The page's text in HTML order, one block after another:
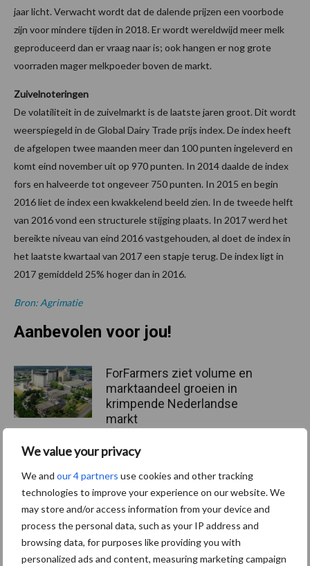
We value your privacy
We and our 4 partners use cookies and other tracking
technologies to improve your experience on our website. We
may store and/or access information from your device and
process the personal data, such as your IP address and
browsing data, for purposes like providing you with
personalized ads and content, measuring marketing campaign
jaar licht. Verwacht wordt dat de dalende prijzen een voorbode
zijn voor mindere tijden in 2018. Er wordt wereldwijd meer melk
geproduceerd dan er vraag naar is; ook hangen er nog grote
voorraden mager melkpoeder boven de markt.
Zuivelnoteringen
De volatiliteit in de zuivelmarkt is de laatste jaren groot. Dit wordt
weerspiegeld in de Global Dairy Trade prijs index. De index heeft
de afgelopen twee maanden meer dan 100 punten ingeleverd en
komt eind november uit op 970 punten. In 2014 daalde de index
fors en halveerde tot ongeveer 750 punten. In 2015 en begin
2016 liet de index een kwakkelend beeld zien. In de tweede helft
van 2016 vond een structurele stijging plaats. In 2017 werd het
bereikte niveau van eind 2016 vastgehouden, al doet de index in
het laatste kwartaal van 2017 een stapje terug. De index ligt in
2017 gemiddeld 25% hoger dan in 2016.
Bron: Agrimatie
Aanbevolen voor jou!
ForFarmers ziet volume en
marktaandeel groeien in
krimpende Nederlandse
markt
een langere levensduur
“Vraag naar praktische